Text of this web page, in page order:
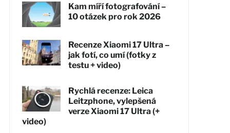
Kam míří fotografování –
10 otázek pro rok 2026
Recenze Xiaomi 17 Ultra –
jak fotí, co umí (fotky z
testu + video)
Rychlá recenze: Leica
Leitzphone, vylepšená
verze Xiaomi 17 Ultra (+
video)